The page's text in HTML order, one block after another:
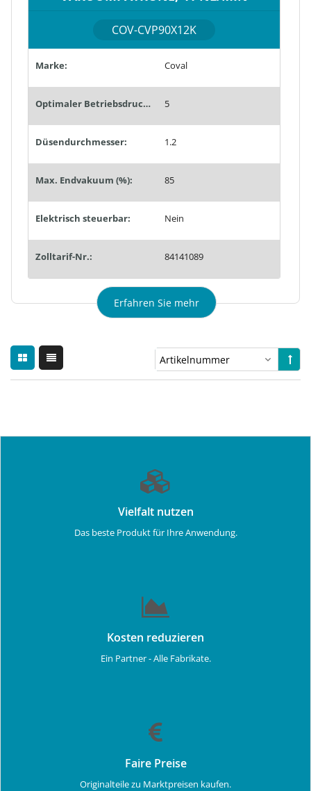
COV-CVP90X12K
Marke: Coval
Optimaler Betriebsdruck (bar): 5
Düsendurchmesser: 1.2
Max. Endvakuum (%): 85
Elektrisch steuerbar: Nein
Zolltarif-Nr.: 84141089
Erfahren Sie mehr
Vielfalt nutzen
Das beste Produkt für Ihre Anwendung.
Kosten reduzieren
Ein Partner - Alle Fabrikate.
Faire Preise
Originalteile zu Marktpreisen kaufen.